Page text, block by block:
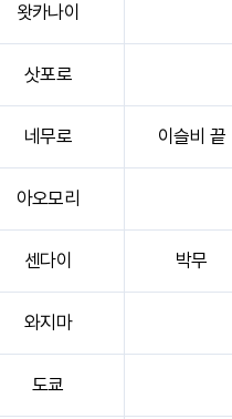
왓카나이
삿포로
네무로 이슬비 끝
아오모리
센다이 박무
와지마
도쿄